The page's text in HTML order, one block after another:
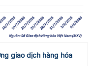
giao dịch hàng hóa